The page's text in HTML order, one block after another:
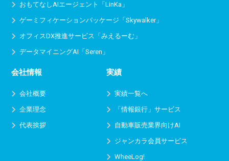
おもてなしAIエージェント「LinKa」
ゲーミフィケーションパッケージ「Skywalker」
オフィスDX推進サービス 「みえるーむ」
データマイニングAI「Seren」
会社情報
会社概要
企業理念
代表挨拶
実績
実績一覧へ
「情報銀行」サービス
自動車販売業界向けAI
ジャンカラ会員サービス
WheeLog!